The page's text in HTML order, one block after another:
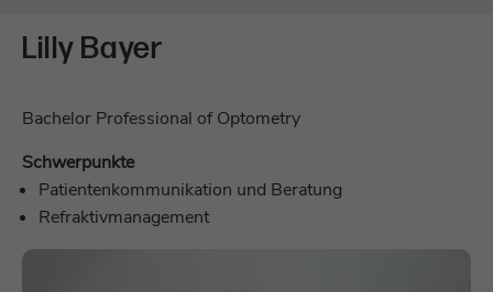
Lilly Bayer
Bachelor Professional of Optometry
Schwerpunkte
Patientenkommunikation und Beratung
Refraktivmanagement